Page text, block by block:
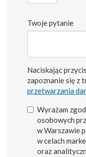
Twoje pytanie
Naciskając
zapoznanie się z
przetwarzania
Wyrażam
osobowych
w Warszawie
w celach
oraz